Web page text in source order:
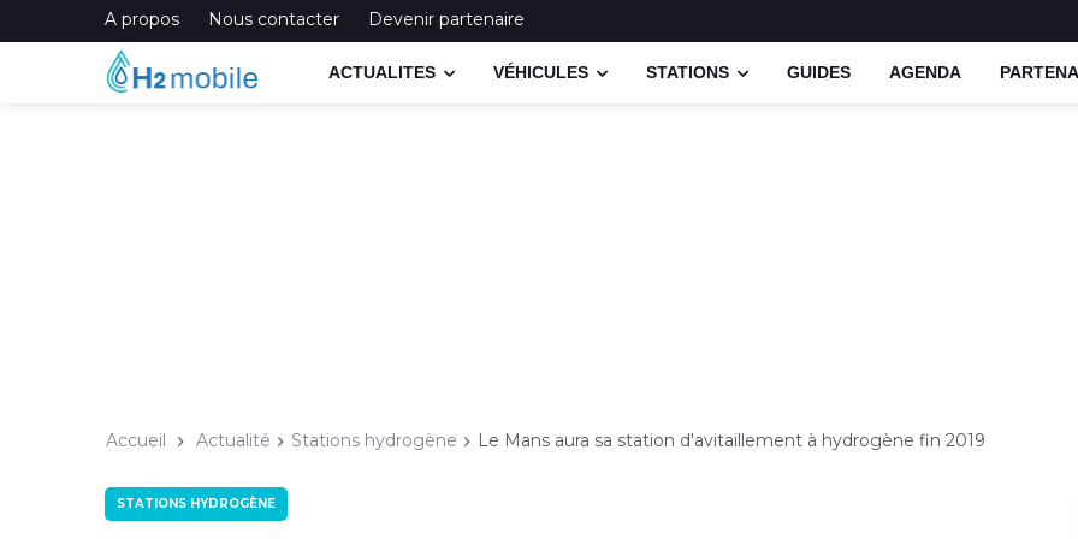
A propos Nous contacter Devenir partenaire
ACTUALITES VÉHICULES STATIONS GUIDES AGENDA
Accueil Actualité Stations hydrogène Le Mans aura sa station d'avitaillement à hydrogène fin 2019
STATIONS HYDROGÈNE